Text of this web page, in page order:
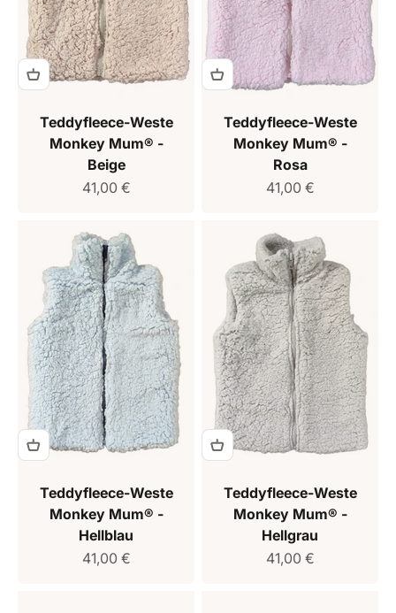
Teddyfleece-Weste
Monkey Mum® -
Beige
Verkaufspreis
41,00 €
Teddyfleece-Weste
Monkey Mum® -
Rosa
Verkaufspreis
41,00 €
Teddyfleece-Weste
Monkey Mum® -
Hellblau
Verkaufspreis
41,00 €
Teddyfleece-Weste
Monkey Mum® -
Hellgrau
Verkaufspreis
41,00 €